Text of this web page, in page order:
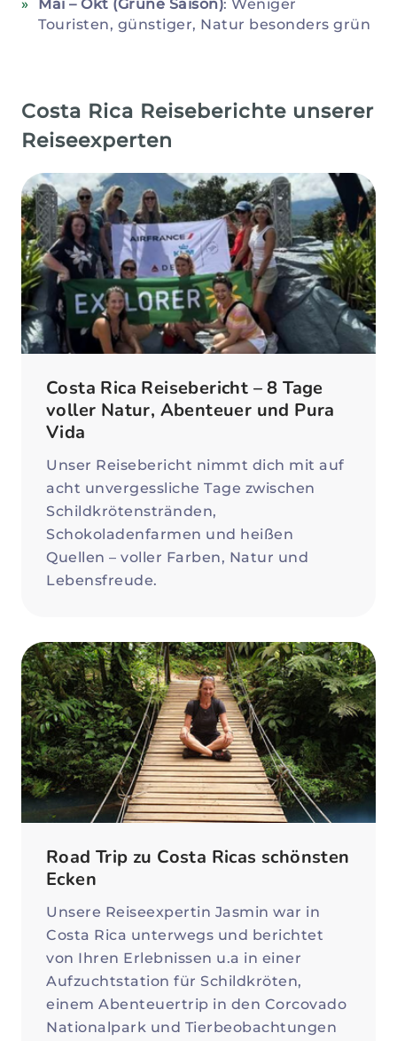
Mai – Okt (Grüne Saison): Weniger
Touristen, günstiger, Natur besonders grün
Costa Rica Reiseberichte unserer
Reiseexperten
Costa Rica Reisebericht – 8 Tage
voller Natur, Abenteuer und Pura
Vida
Unser Reisebericht nimmt dich mit auf
acht unvergessliche Tage zwischen
Schildkrötenstränden,
Schokoladenfarmen und heißen
Quellen – voller Farben, Natur und
Lebensfreude.
Road Trip zu Costa Ricas schönsten
Ecken
Unsere Reiseexpertin Jasmin war in
Costa Rica unterwegs und berichtet
von Ihren Erlebnissen u.a in einer
Aufzuchtstation für Schildkröten,
einem Abenteuertrip in den Corcovado
Nationalpark und Tierbeobachtungen